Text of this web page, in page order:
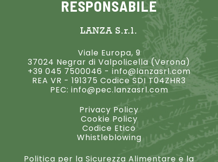
RESPONSABILE
LANZA S.r.l.
Viale Europa, 9
37024 Negrar di Valpolicella (Verona)
+39 045 7500046 - info@lanzasrl.com
REA VR - 191375 Codice SDI T04ZHR3
PEC: info@pec.lanzasrl.com
Privacy Policy
Cookie Policy
Codice Etico
Whistleblowing
Politica per la Sicurezza Alimentare e la